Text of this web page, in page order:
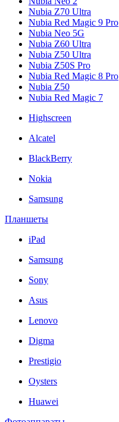
Nubia Z70 Ultra
Nubia Red Magic 9 Pro
Nubia Neo 5G
Nubia Z60 Ultra
Nubia Z50 Ultra
Nubia Z50S Pro
Nubia Red Magic 8 Pro
Nubia Z50
Nubia Red Magic 7
Highscreen
Alcatel
BlackBerry
Nokia
Samsung
Планшеты
iPad
Samsung
Sony
Asus
Lenovo
Digma
Prestigio
Oysters
Huawei